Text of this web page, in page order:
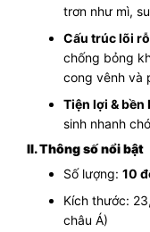
trơn như mì,
Cấu trúc lõi
chống bỏng
cong vênh và
Tiện lợi & bền
sinh nhanh
II. Thông số nổi bật
Số lượng:10
Kích thước:
châu Á)